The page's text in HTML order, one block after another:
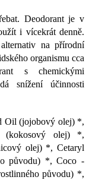
Deodorant je v
i vícekrát denně.
na přírodní
organismu cca
s chemickými
snížení účinnosti
Oil (jojobový olej) *,
(kokosový olej) *,
olej) *, Cetaryl
původu) *, Coco -
původu) *,